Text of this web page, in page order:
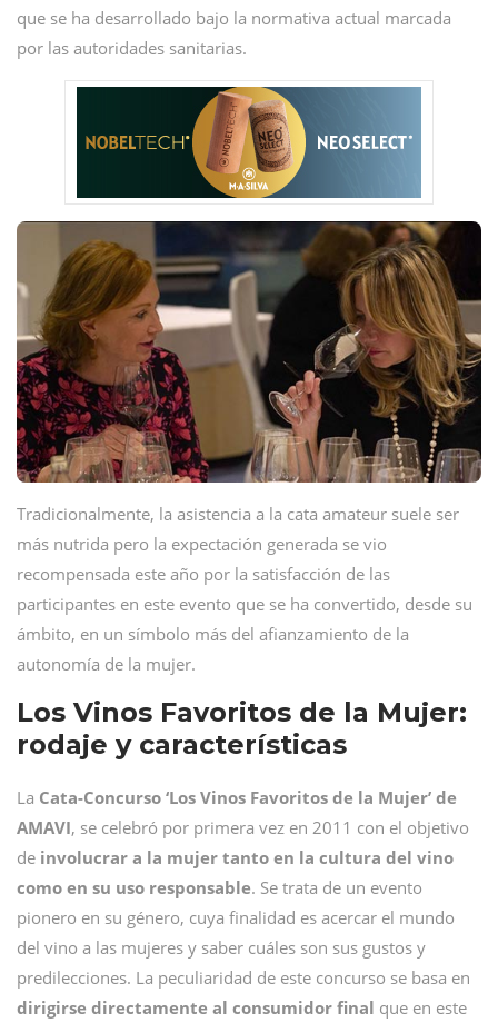
que se ha desarrollado bajo la normativa actual marcada
por las autoridades sanitarias.
Tradicionalmente, la asistencia a la cata amateur suele ser
más nutrida pero la expectación generada se vio
recompensada este año por la satisfacción de las
participantes en este evento que se ha convertido, desde su
ámbito, en un símbolo más del afianzamiento de la
autonomía de la mujer.
Los Vinos Favoritos de la Mujer:
rodaje y características
La Cata-Concurso ‘Los Vinos Favoritos de la Mujer’ de
AMAVI, se celebró por primera vez en 2011 con el objetivo
de involucrar a la mujer tanto en la cultura del vino
como en su uso responsable. Se trata de un evento
pionero en su género, cuya finalidad es acercar el mundo
del vino a las mujeres y saber cuáles son sus gustos y
predilecciones. La peculiaridad de este concurso se basa en
dirigirse directamente al consumidor final que en este